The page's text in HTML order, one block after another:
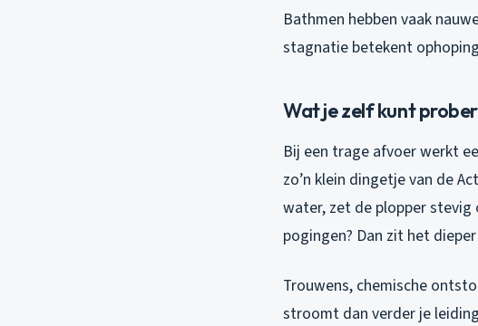
Bathmen hebben vaak
stagnatie betekent
Wat je zelf kunt
Bij een trage afvoer werkt
zo’n klein dingetje van de
water, zet de plopper stevig
pogingen? Dan zit het
Trouwens, chemische
stroomt dan verder je